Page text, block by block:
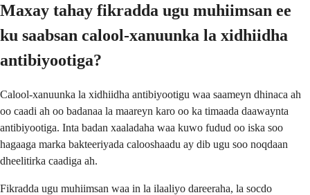
Maxay tahay fikradda ugu muhiimsan ee
ku saabsan calool-xanuunka la xidhiidha
antibiyootiga?
Calool-xanuunka la xidhiidha antibiyootigu waa saameyn dhinaca ah
oo caadi ah oo badanaa la maareyn karo oo ka timaada daawaynta
antibiyootiga. Inta badan xaaladaha waa kuwo fudud oo iska soo
hagaaga marka bakteeriyada calooshaadu ay dib ugu soo noqdaan
dheelitirka caadiga ah.
Fikradda ugu muhiimsan waa in la ilaaliyo dareeraha, la socdo